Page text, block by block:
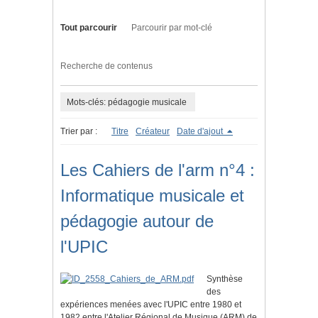
Tout parcourir Parcourir par mot-clé
Recherche de contenus
Mots-clés: pédagogie musicale
Trier par : Titre Créateur Date d'ajout
Les Cahiers de l'arm n°4 :
Informatique musicale et
pédagogie autour de
l'UPIC
Synthèse
des
expériences menées avec l'UPIC entre 1980 et